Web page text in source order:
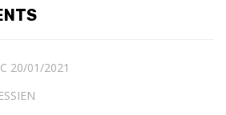
20/01/2021